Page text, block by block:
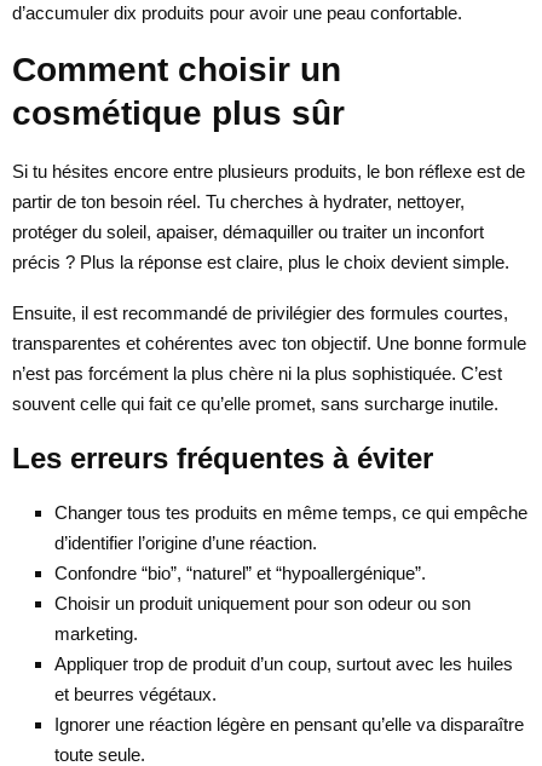
d’accumuler dix produits pour avoir une peau confortable.
Comment choisir un
cosmétique plus sûr
Si tu hésites encore entre plusieurs produits, le bon réflexe est de
partir de ton besoin réel. Tu cherches à hydrater, nettoyer,
protéger du soleil, apaiser, démaquiller ou traiter un inconfort
précis ? Plus la réponse est claire, plus le choix devient simple.
Ensuite, il est recommandé de privilégier des formules courtes,
transparentes et cohérentes avec ton objectif. Une bonne formule
n’est pas forcément la plus chère ni la plus sophistiquée. C’est
souvent celle qui fait ce qu’elle promet, sans surcharge inutile.
Les erreurs fréquentes à éviter
Changer tous tes produits en même temps, ce qui empêche
d’identifier l’origine d’une réaction.
Confondre “bio”, “naturel” et “hypoallergénique”.
Choisir un produit uniquement pour son odeur ou son
marketing.
Appliquer trop de produit d’un coup, surtout avec les huiles
et beurres végétaux.
Ignorer une réaction légère en pensant qu’elle va disparaître
toute seule.